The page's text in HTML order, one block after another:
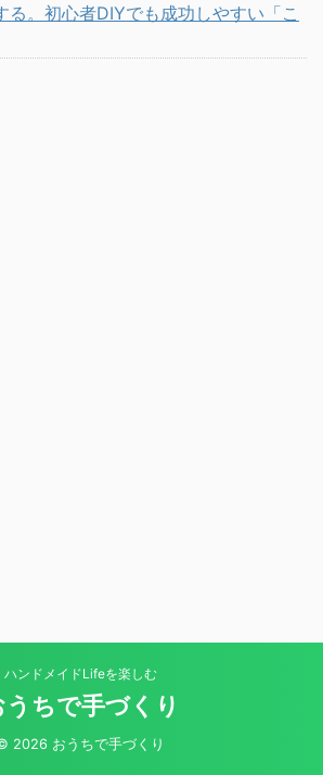
る。初心者DIYでも成功しやすい「こ
ハンドメイドLifeを楽しむ
うちで手づくり
2026 おうちで手づくり